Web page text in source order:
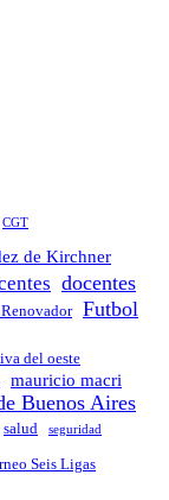
CGT
de Kirchner
docentes
Futbol
del oeste
mauricio macri
Buenos Aires
salud seguridad
Seis Ligas